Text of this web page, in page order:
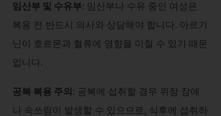
임산부 및 수유부: 임산부나 수유 중인 여성은
복용 전 반드시 의사와 상담해야 합니다. 아르기
닌이 호르몬과 혈류에 영향을 미칠 수 있기 때문
입니다.
공복 복용 주의 : 공복에 섭취할 경우 위장 장애
나 속쓰림이 발생할 수 있으므로, 식후에 섭취하